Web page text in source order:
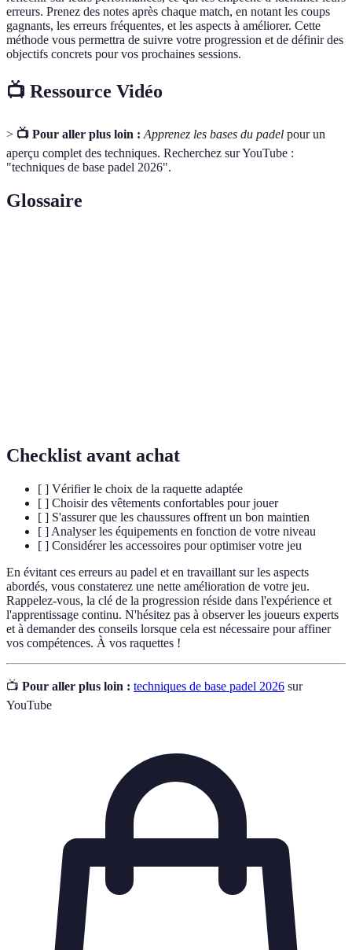
erreurs. Prenez des notes après chaque match, en notant les coups
gagnants, les erreurs fréquentes, et les aspects à améliorer. Cette
méthode vous permettra de suivre votre progression et de définir des
objectifs concrets pour vos prochaines sessions.
📺 Ressource Vidéo
> 📺 Pour aller plus loin : Apprenez les bases du padel pour un
aperçu complet des techniques. Recherchez sur YouTube :
"techniques de base padel 2026".
Glossaire
Checklist avant achat
[ ] Vérifier le choix de la raquette adaptée
[ ] Choisir des vêtements confortables pour jouer
[ ] S'assurer que les chaussures offrent un bon maintien
[ ] Analyser les équipements en fonction de votre niveau
[ ] Considérer les accessoires pour optimiser votre jeu
En évitant ces erreurs au padel et en travaillant sur les aspects
abordés, vous constaterez une nette amélioration de votre jeu.
Rappelez-vous, la clé de la progression réside dans l'expérience et
l'apprentissage continu. N'hésitez pas à observer les joueurs experts
et à demander des conseils lorsque cela est nécessaire pour affiner
vos compétences. À vos raquettes !
📺 Pour aller plus loin : techniques de base padel 2026 sur
YouTube